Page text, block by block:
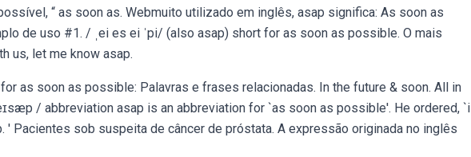
“ as soon as. Webmuito utilizado em inglês, asap significa: As soon as
de uso #1. / ˌei es ei ˈpi/ (also asap) short for as soon as possible. O mais
us, let me know asap.
as soon as possible: Palavras e frases relacionadas. In the future & soon. All in
/ abbreviation asap is an abbreviation for `as soon as possible'. He ordered, `i
' Pacientes sob suspeita de câncer de próstata. A expressão originada no inglês